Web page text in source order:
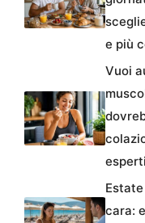
e più
Vuoi
esperti
cara: